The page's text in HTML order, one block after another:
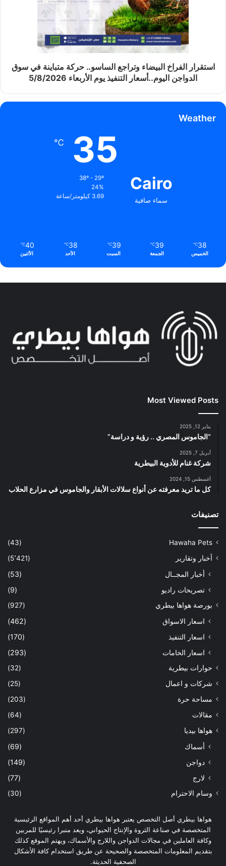
استقرار الفراخ البيضاء وتراجع الساسو.. حركة متباينة في سوق
الدواجن اليوم..أسعار التنفيذ يوم الأربعاء 5/8/2026
Weather
Cairo
سماء صافية
35
℃
38º - 29º
24%
3.69 كيلومتر/ساعة
38
℃
الخميس
39
℃
الجمعة
39
℃
السبت
38
℃
الأحد
40
℃
الأثنين
Most Viewed Posts
يناير 12, 2025
“الجاموس المصري .. رؤية و دراسة”
أبريل 7, 2025
شركة غنام للأدوية البيطرية
أغسطس 15, 2024
كل ما تريد معرفته عن أنواع سلالات الأبقار والجاموس في مزارع الحلاب
تصنيفات
Hawaha Pets
(43)
أخبار وتقارير
(5٬421)
أخبار المجــال
(53)
تصريحات راديو
(9)
بورصة هواها بيطري (927)
اسعار الاسواق
(462)
اسعار التنفيذ
(170)
اسعار الخامات
(293)
حوارات بيطرية
(32)
شركات و اعمال
(25)
مساحة حرة
(203)
مقالات
(64)
هواها بيديا
(297)
أسماك
(69)
دواجن
(149)
لارج
(77)
وسام الاحترام (30)
هواها بيطري أصل التخصص يعتبر هواها بيطري أحد أهم المواقع الرئيسية
المتخصصة في صناعة الثروة والإنتاج الحيواني، ويعد منبرا رئيسيًا للمربين
وكافة العاملين في مجالات الدواجن واللارج والأسماك، ويهتم الموقع كذلك
بتقديم المعلومات المتخصصة والصحيحة عن طريق استخدام كافة الأشكال
الصحفية الحديثة.